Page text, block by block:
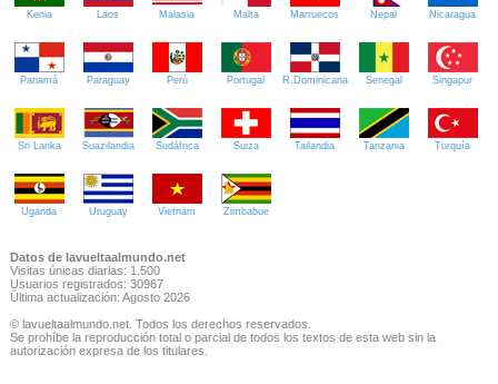
Kenia Laos Malasia Malta Marruecos Nepal Nicaragua
Panamá Paraguay Perú Portugal R.Dominicana Senegal Singapur
Sri Lanka Suazilandia Sudáfrica Suiza Tailandia Tanzania Turquía
Uganda Uruguay Vietnam Zimbabue
Datos de lavueltaalmundo.net
Visitas únicas diarias: 1.500
Usuarios registrados: 30967
Última actualización: Agosto 2026
© lavueltaalmundo.net. Todos los derechos reservados.
Se prohíbe la reproducción total o parcial de todos los textos de esta web sin la
autorización expresa de los titulares.